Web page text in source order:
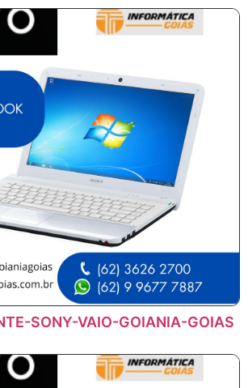
SONY-VAIO-GOIANIA-GOIAS